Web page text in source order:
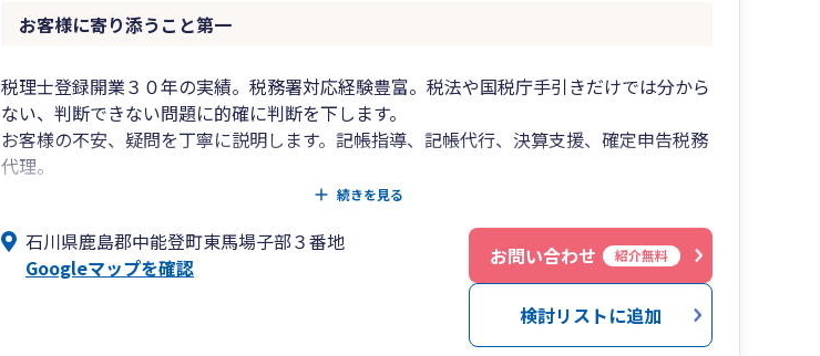
お客様に寄り添うこと第一
税理士登録開業３０年の実績。税務署対応経験豊富。税法や国税庁手引きだけでは分から
ない、判断できない問題に的確に判断を下します。
お客様の不安、疑問を丁寧に説明します。記帳指導、記帳代行、決算支援、確定申告税務
代理。
経営上最も大事な資金繰りをおろそかにせず、支援差し上げます。
続きを見る
石川県鹿島郡中能登町東馬場子部３番地
Googleマップを確認
お問い合わせ 紹介無料
検討リストに追加